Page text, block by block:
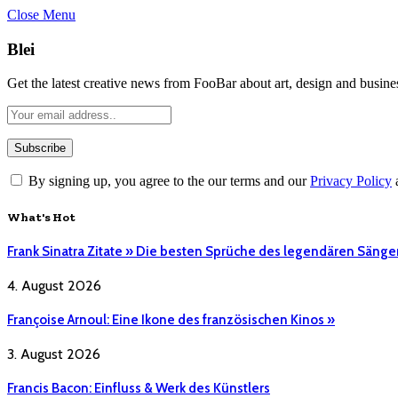
Close Menu
Blei
Get the latest creative news from FooBar about art, design and
By signing up, you agree to the our terms and ourPrivacy Policy
What's Hot
Frank Sinatra Zitate » Die besten Sprüche des legendären
4. August 2026
Françoise Arnoul: Eine Ikone des französischen Kinos »
3. August 2026
Francis Bacon: Einfluss & Werk des Künstlers